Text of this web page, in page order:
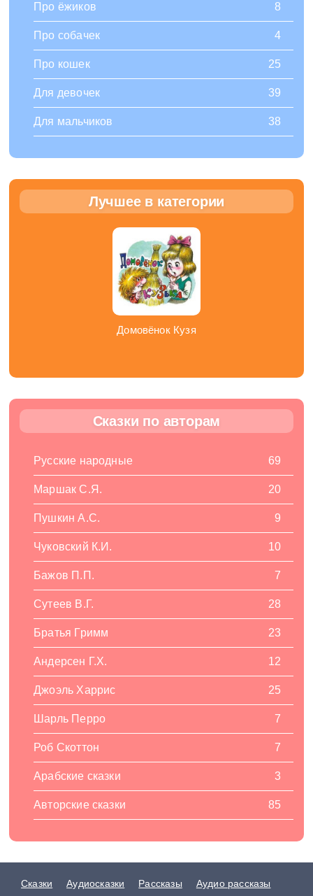
Про ёжиков 8
Про собачек 4
Про кошек 25
Для девочек 39
Для мальчиков 38
Лучшее в категории
Домовёнок Кузя
Сказки по авторам
Русские народные 69
Маршак С.Я. 20
Пушкин А.С. 9
Чуковский К.И. 10
Бажов П.П. 7
Сутеев В.Г. 28
Братья Гримм 23
Андерсен Г.Х. 12
Джоэль Харрис 25
Шарль Перро 7
Роб Скоттон 7
Арабские сказки 3
Авторские сказки 85
Сказки Аудиосказки Рассказы Аудио рассказы